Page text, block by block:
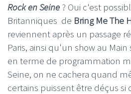
Rock en Seine ? Oui c'est
Britanniques de Bring Me The
reviennent après un passage
Paris, ainsi qu'un show au Main
en terme de programmation
Seine, on ne cachera quand
certains puissent être déçus si